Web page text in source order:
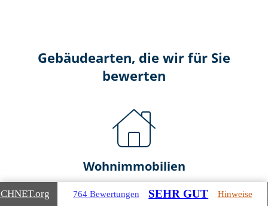
Gebäudearten, die wir für Sie
bewerten
Wohnimmobilien
Ein- und Zwei­fa­mi­li­en­häu­ser
.org 764 Bewertungen SEHR GUT Hinweise